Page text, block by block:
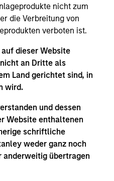
nicht zum
die Verbreitung von
verboten ist.
dieser Website
an Dritte als
Land gerichtet sind, in
wird.
und dessen
Website enthaltenen
schriftliche
weder ganz noch
übertragen
Asia
is provided for informational
in positive performance
well in the future (for
and service marks above
owners. The information
sponsored, or
By clicking on any
you are navigating to a